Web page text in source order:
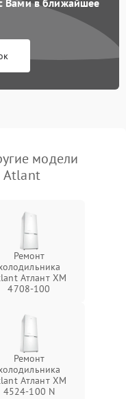
модели
Atlant
Ремонт
Атлант XM
4708-100
Ремонт
Атлант ХМ
4524-100 N